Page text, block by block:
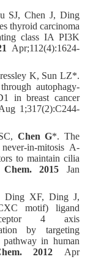
SJ, Chen J, Ding
thyroid carcinoma
class IA PI3K
Apr;112(4):1624-
K, Sun LZ*.
autophagy-
in breast cancer
1;317(2):C244-
Chen G*. The
in-mitosis A-
to maintain cilia
2015 Jan
Ding XF, Ding J,
motif) ligand
4 axis
by targeting
in human
2012 Apr